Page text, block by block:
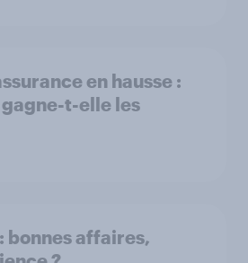
en hausse :
gagne-t-elle les
bonnes affaires,